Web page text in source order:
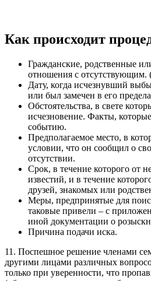
Как происходит
Гражданские, родственные
отношения с отсутствующим.
Дату, когда исчезнувший
или был замечен в его
Обстоятельства, в свете
исчезновение. Факты,
событию.
Предполагаемое место, в
условии, что он сообщил о
отсутствии.
Срок, в течение которого от
известий, и в течение
друзей, знакомых или
Меры, предпринятые для
таковые привели – с
иной документации о
Причина подачи иска.
11. Поспешное решение членами
другими лицами различных
только при уверенности, что